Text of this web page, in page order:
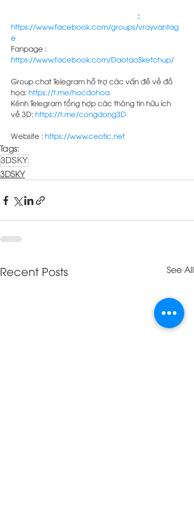
:
https://www.facebook.com/groups/vrayvantag
e
Fanpage :
https://www.facebook.com/DaotaoSketchup/
Group chat Telegram hỗ trợ các vấn đề về đồ
họa: https://t.me/hocdohoa
Kênh Telegram tổng hợp các thông tin hữu ích
về 3D: https://t.me/congdong3D
Website : https://www.ceotic.net
Tags:
3DSKY
3DSKY
Recent Posts See All